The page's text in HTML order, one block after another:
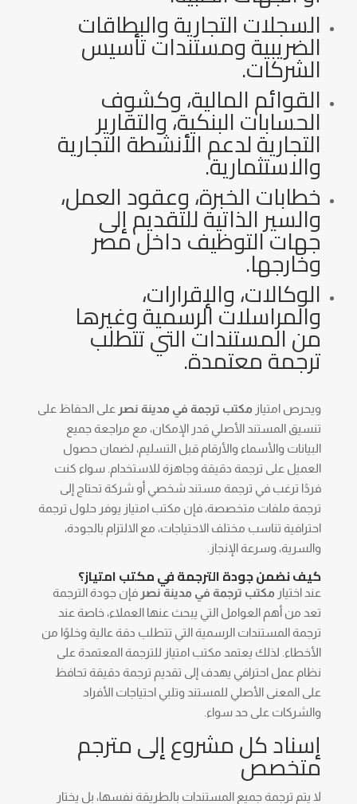
السجلات التجارية والبطاقات
الضريبية ومستندات تأسيس
الشركات.
القوائم المالية، وكشوف
الحسابات البنكية، والتقارير
التجارية لدعم الأنشطة التجارية
والاستثمارية.
خطابات الخبرة، وعقود العمل،
والسير الذاتية للتقديم إلى
جهات التوظيف داخل مصر
وخارجها.
الوكالات، والإقرارات،
والمراسلات الرسمية وغيرها
من المستندات التي تتطلب
ترجمة معتمدة.
ويحرص امتياز مكتب ترجمة في مدينة نصر على الحفاظ على
تنسيق المستند الأصلي قدر الإمكان، مع مراجعة جميع
البيانات والأسماء والأرقام قبل التسليم، لضمان حصول
العميل على ترجمة دقيقة وجاهزة للاستخدام. سواء كنت
فردًا ترغب في ترجمة مستند شخصي أو شركة تحتاج إلى
ترجمة ملفات متخصصة، فإن مكتب امتياز يوفر حلول ترجمة
احترافية تناسب مختلف الاحتياجات، مع الالتزام بالجودة،
والسرية، وسرعة الإنجاز.
كيف نضمن جودة الترجمة في مكتب امتياز؟
عند اختيار مكتب ترجمة في مدينة نصر فإن جودة الترجمة
تعد من أهم العوامل التي يبحث عنها العملاء، خاصة عند
ترجمة المستندات الرسمية التي تتطلب دقة عالية وخلوًا من
الأخطاء. لذلك يعتمد مكتب امتياز للترجمة المعتمدة على
نظام عمل احترافي يهدف إلى تقديم ترجمة دقيقة تحافظ
على المعنى الأصلي للمستند وتلبي احتياجات الأفراد
والشركات على حد سواء.
إسناد كل مشروع إلى مترجم
متخصص
لا يتم ترجمة جميع المستندات بالطريقة نفسها، بل يختار